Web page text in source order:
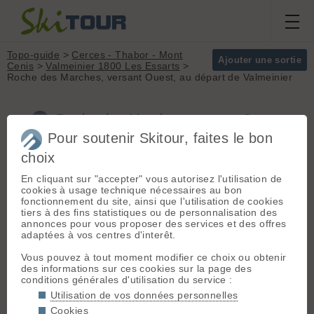
Ajouter une sortie
Topo-guide > Cerces - Thabor - Mont
Cenis >Valmeinier 1800 Les Essarts >
Roche des Marches, versant Ouest, au départ de Valmeinier
Roche des Marches, versant Ouest,
au départ de Valmeinier (Cerces - Thabor -
Massif :Cerces -
Thabor - Mont Cenis
Sommet :Roche
Orientation :W
Dénivelé :1070 m.
Difficulté de
Ce petit sommet se prête bien
à l'initiation. Il ouvre aussi sur de
nombreuses possibilités.
Essarts (1850 m) - A43 > St-Jean de
Maurienne > Valmeinier 1800
A Valmeinier 1800, prendre la
direction remontées mecaniques et
se garer tout en haut de la station
Pour soutenir Skitour, faites le bon
choix
En cliquant sur "accepter" vous autorisez l'utilisation de
cookies à usage technique nécessaires au bon
fonctionnement du site, ainsi que l'utilisation de cookies
tiers à des fins statistiques ou de personnalisation des
annonces pour vous proposer des services et des offres
adaptées à vos centres d'interêt.
Vous pouvez à tout moment modifier ce choix ou obtenir
des informations sur ces cookies sur la page des
conditions générales d'utilisation du service :
Utilisation de vos données personnelles
Cookies